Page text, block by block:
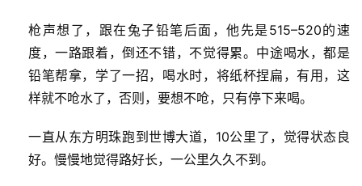
枪声想了，跟在兔子铅笔后面，他先是515–520的速
度，一路跟着，倒还不错，不觉得累。中途喝水，都是
铅笔帮拿，学了一招，喝水时，将纸杯捏扁，有用，这
样就不呛水了，否则，要想不呛，只有停下来喝。
一直从东方明珠跑到世博大道，10公里了，觉得状态良
好。慢慢地觉得路好长，一公里久久不到。